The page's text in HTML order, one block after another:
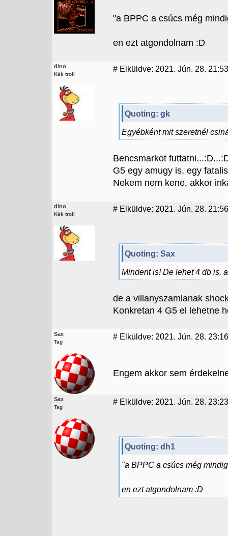
"a BPPC a csúcs még
en ezt atgondolnam :D
dino
Kék troll
# Elküldve: 2021. Jún. 28. 21:53
Quoting: gk
Egyébként mit szeretnél
Bencsmarkot
G5 egy amugy is, egy
Nekem nem kene, akkor
dino
Kék troll
# Elküldve: 2021. Jún. 28.
Quoting: Sax
Mindent is! De lehet 4 db is,
de a villanyszamlanak
Konkretan 4 G5 el lehetne
Sax
Tag
# Elküldve: 2021. Jún. 28. 23:16
Engem akkor sem
Sax
Tag
# Elküldve: 2021. Jún. 28. 23:23
Quoting: dh1
"a BPPC a csúcs még
en ezt atgondolnam :D